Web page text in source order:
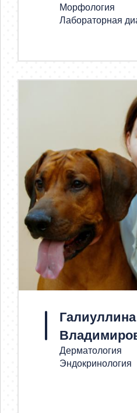
Морфология
Лабораторная
Дерматология
Эндокринология